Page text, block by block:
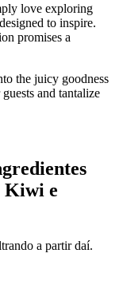
love exploring
to inspire.
promises a
the juicy goodness
and tantalize
Kiwi e
a partir daí.